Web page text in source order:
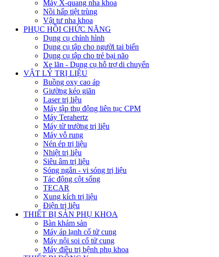
Máy X-quang nha khoa
Nồi hấp tiệt trùng
Vật tư nha khoa
PHỤC HỒI CHỨC NĂNG
Dụng cụ chỉnh hình
Dụng cụ tập cho người tai biến
Dụng cụ tập cho trẻ bại não
Xe lăn - Dụng cụ hỗ trợ di chuyển
VẬT LÝ TRỊ LIỆU
Buồng oxy cao áp
Giường kéo giãn
Laser trị liệu
Máy tập thụ động liên tục CPM
Máy Terahertz
Máy từ trường trị liệu
Máy vỗ rung
Nén ép trị liệu
Nhiệt trị liệu
Siêu âm trị liệu
Sóng ngắn - vi sóng trị liệu
Tác động cột sống
TECAR
Xung kích trị liệu
Điện trị liệu
THIẾT BỊ SẢN PHỤ KHOA
Bàn khám sản
Máy áp lạnh cổ tử cung
Máy nội soi cổ tử cung
Máy điều trị bệnh phụ khoa